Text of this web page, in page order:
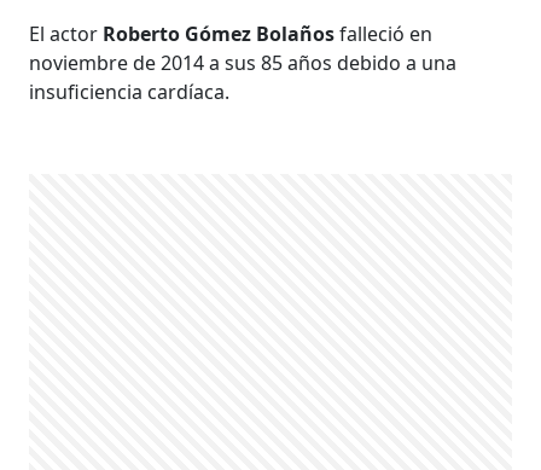
El actor Roberto Gómez Bolañosfalleció en
noviembre de 2014 a sus 85 años debido a una
insuficiencia cardíaca.